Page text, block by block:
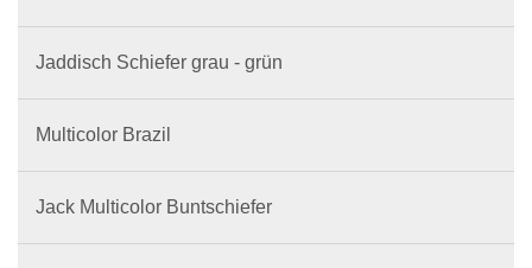
Jaddisch Schiefer grau - grün
Multicolor Brazil
Jack Multicolor Buntschiefer